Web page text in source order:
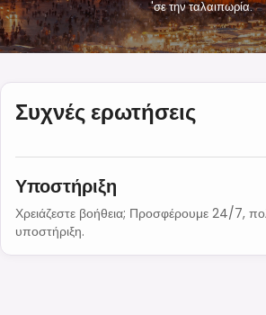
'σε την ταλαιπωρία.
Συχνές ερωτήσεις
Υποστήριξη
Χρειάζεστε βοήθεια; Προσφέρουμε 24/7,
υποστήριξη.